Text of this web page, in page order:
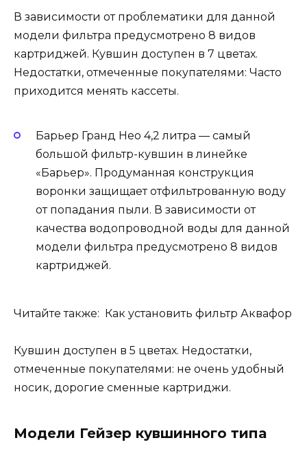
В зависимости от проблематики для данной
модели фильтра предусмотрено 8 видов
картриджей. Кувшин доступен в 7 цветах.
Недостатки, отмеченные покупателями: Часто
приходится менять кассеты.
Барьер Гранд Нео 4,2 литра — самый
большой фильтр-кувшин в линейке
«Барьер». Продуманная конструкция
воронки защищает отфильтрованную воду
от попадания пыли. В зависимости от
качества водопроводной воды для данной
модели фильтра предусмотрено 8 видов
картриджей.
Читайте также: Как установить фильтр Аквафор
Кувшин доступен в 5 цветах. Недостатки,
отмеченные покупателями: не очень удобный
носик, дорогие сменные картриджи.
Модели Гейзер кувшинного типа